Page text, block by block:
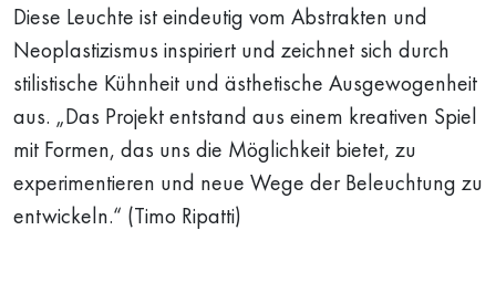
Diese Leuchte ist eindeutig vom Abstrakten und
Neoplastizismus inspiriert und zeichnet sich durch
stilistische Kühnheit und ästhetische Ausgewogenheit
aus. „Das Projekt entstand aus einem kreativen Spiel
mit Formen, das uns die Möglichkeit bietet, zu
experimentieren und neue Wege der Beleuchtung zu
entwickeln.“ (Timo Ripatti)